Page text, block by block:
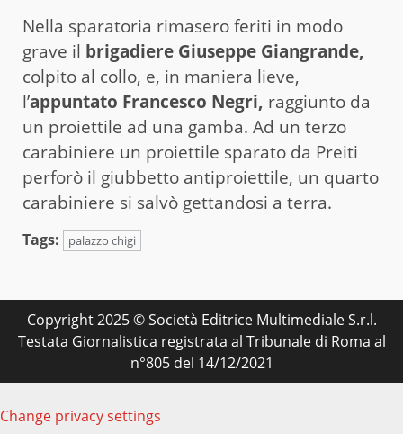
Nella sparatoria rimasero feriti in modo
grave il brigadiere Giuseppe Giangrande,
colpito al collo, e, in maniera lieve,
l’appuntato Francesco Negri, raggiunto da
un proiettile ad una gamba. Ad un terzo
carabiniere un proiettile sparato da Preiti
perforò il giubbetto antiproiettile, un quarto
carabiniere si salvò gettandosi a terra.
Tags: palazzo chigi
Copyright 2025 © Società Editrice Multimediale S.r.l.
Testata Giornalistica registrata al Tribunale di Roma al
n°805 del 14/12/2021
Change privacy settings